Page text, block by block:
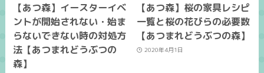
【あつ森】イースターイベ
ントが開始されない・始ま
らないできない時の対処方
法【あつまれどうぶつの
森】
【あつ森】桜の家具レシピ
一覧と桜の花びらの必要数
【あつまれどうぶつの森】
2020年4月1日